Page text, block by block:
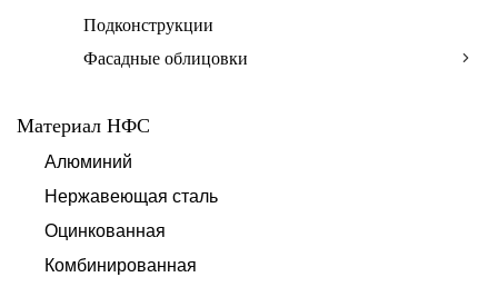
Подконструкции
Фасадные облицовки
Материал НФС
Алюминий
Нержавеющая сталь
Оцинкованная
Комбинированная